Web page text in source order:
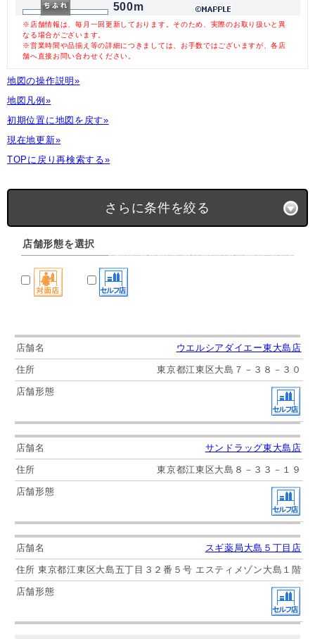
500m
※店舗情報は、毎月一回更新しております。そのため、実際のお取り扱いと異
なる場合がございます。
※営業時間や品揃え等の詳細につきましては、お手数ではございますが、各店
舗へ直接お問い合わせください。
地図の操作説明»
地図凡例»
初期位置に地図を戻す»
現在地更新»
TOPに戻り再検索する»
さらに条件を絞る
店舗形態を選択
ウエルシアダイエー東大島店
東京都江東区大島７－３８－３０
サンドラッグ東大島店
東京都江東区大島８－３３－１９
スギ薬局大島５丁目店
東京都江東区大島五丁目３２番５号 エスティメゾン大島１階